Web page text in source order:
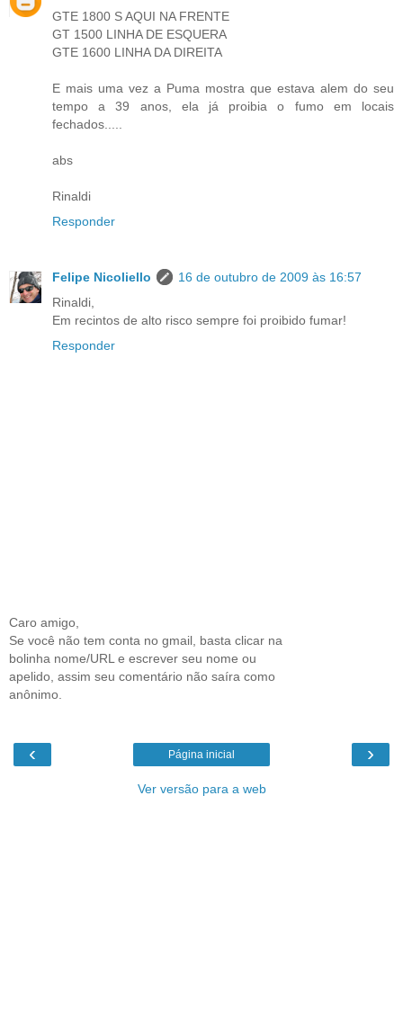
GTE 1800 S AQUI NA FRENTE
GT 1500 LINHA DE ESQUERA
GTE 1600 LINHA DA DIREITA
E mais uma vez a Puma mostra que estava alem do seu
tempo a 39 anos, ela já proibia o fumo em locais
fechados.....
abs
Rinaldi
Responder
Felipe Nicoliello
16 de outubro de 2009 às 16:57
Rinaldi,
Em recintos de alto risco sempre foi proibido fumar!
Responder
Caro amigo,
Se você não tem conta no gmail, basta clicar na
bolinha nome/URL e escrever seu nome ou
apelido, assim seu comentário não saíra como
anônimo.
‹ ›
Página inicial
Ver versão para a web